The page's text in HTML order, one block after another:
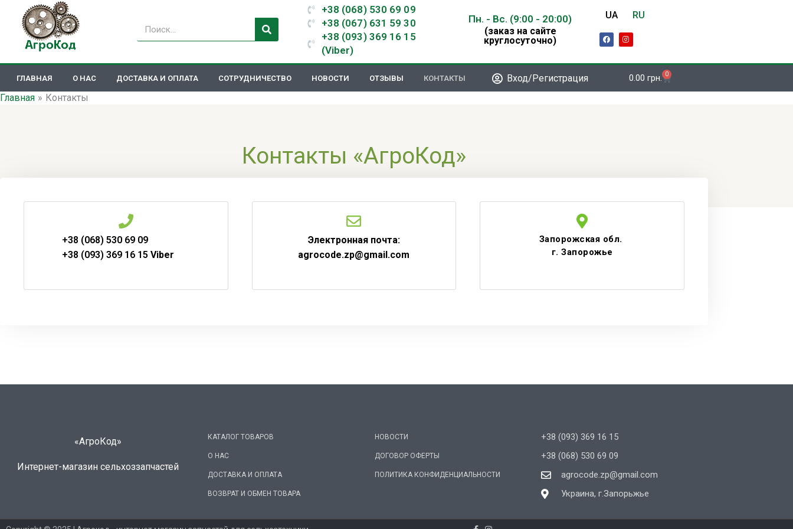
Перейти
содержимому
Поиск
+38 (068) 530 69 09
+38 (067) 631 59 30
+38 (093) 369 16 15
(Viber)
Пн. - Вс. (9:00 - 20:00)
(заказ на сайте
круглосуточно)
UA RU
F
a
b
I
n
a
m
ГЛАВНАЯ О НАС ДОСТАВКА И ОПЛАТА СОТРУДНИЧЕСТВО НОВОСТИ ОТЗЫВЫ КОНТАКТЫ Вход/Регистрация 0.00 грн. 0
Корзина
Главная Контакты
Контакты «АгроКод»
+38 (068) 530 69 09
+38 (093) 369 16 15 Viber
Электронная почта:
agrocode.zp@gmail.com
Запорожская обл.
г. Запорожье
«АгроКод»
Интернет-магазин сельхоззапчастей
КАТАЛОГ ТОВАРОВ
О НАС
ДОСТАВКА И ОПЛАТА
ВОЗВРАТ И ОБМЕН ТОВАРА
НОВОСТИ
ДОГОВОР ОФЕРТЫ
ПОЛИТИКА КОНФИДЕНЦИАЛЬНОСТИ
+38 (093) 369 16 15
+38 (068) 530 69 09
agrocode.zp@gmail.com
Украина, г.Запорьжье